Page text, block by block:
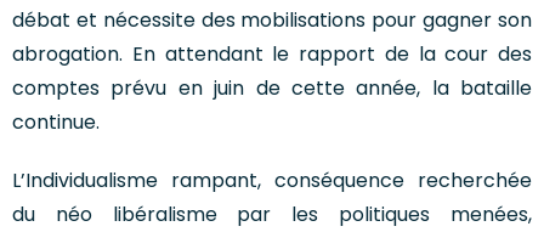
débat et nécessite des mobilisations pour gagner son
abrogation. En attendant le rapport de la cour des
comptes prévu en juin de cette année, la bataille
continue.
L’Individualisme rampant, conséquence recherchée
du néo libéralisme par les politiques menées,